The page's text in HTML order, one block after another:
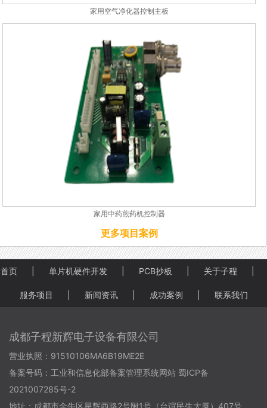
家用空气净化器控制主板
家用中药煎药机控制器
更多项目案例
首页 单片机硬件开发 PCB抄板 关于子程
服务项目 新闻资讯 成功案例 联系我们
成都子程新辉电子设备有限公司
营业执照：91510106MA6B19ME2E
备案号码： 工业和信息化部备案管理系统网站 蜀ICP备
2021007285号-2
地址：成都市金牛区星辉西路2号附1号（台谊民生大厦）407号